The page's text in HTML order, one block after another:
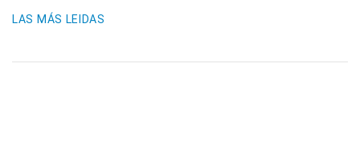
LAS MÁS LEIDAS